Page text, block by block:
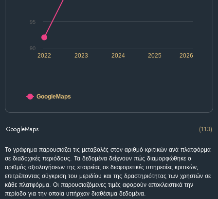
2022 2024 2026
2023 2025
90
95
GoogleMaps
GoogleMaps (113)
Το γράφημα παρουσιάζει τις μεταβολές στον αριθμό κριτικών ανά πλατφόρμα
σε διαδοχικές περιόδους. Τα δεδομένα δείχνουν πώς διαμορφώθηκε ο
αριθμός αξιολογήσεων της εταιρείας σε διαφορετικές υπηρεσίες κριτικών,
επιτρέποντας σύγκριση του μεριδίου και της δραστηριότητας των χρηστών σε
κάθε πλατφόρμα. Οι παρουσιαζόμενες τιμές αφορούν αποκλειστικά την
περίοδο για την οποία υπήρχαν διαθέσιμα δεδομένα.